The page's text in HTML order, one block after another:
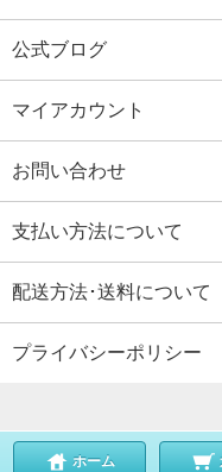
公式ブログ
マイアカウント
お問い合わせ
支払い方法について
配送方法･送料について
プライバシーポリシー
ホーム